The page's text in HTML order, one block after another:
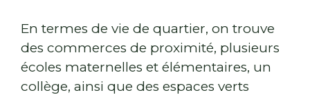
En termes de vie de quartier, on trouve
des commerces de proximité, plusieurs
écoles maternelles et élémentaires, un
collège, ainsi que des espaces verts